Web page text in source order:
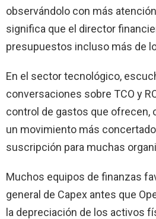
observándolo con más
significa que el director
presupuestos incluso más de
En el sector tecnológico,
conversaciones sobre TCO y
control de gastos que ofrecen,
un movimiento más
suscripción para muchas
Muchos equipos de finanzas
general de Capex antes que
la depreciación de los activos